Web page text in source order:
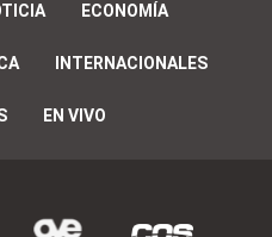
ECONOMÍA
INTERNACIONALES
EN VIVO